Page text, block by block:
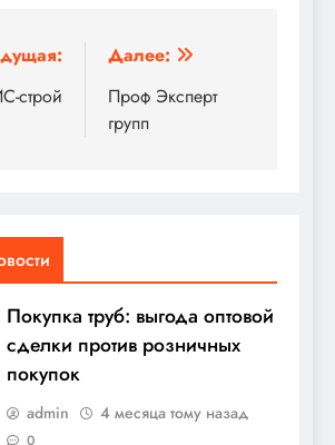
строй
Далее:
Проф Эксперт
групп
Покупка труб: выгода оптовой
сделки против розничных
покупок
admin 4 месяца тому назад
0